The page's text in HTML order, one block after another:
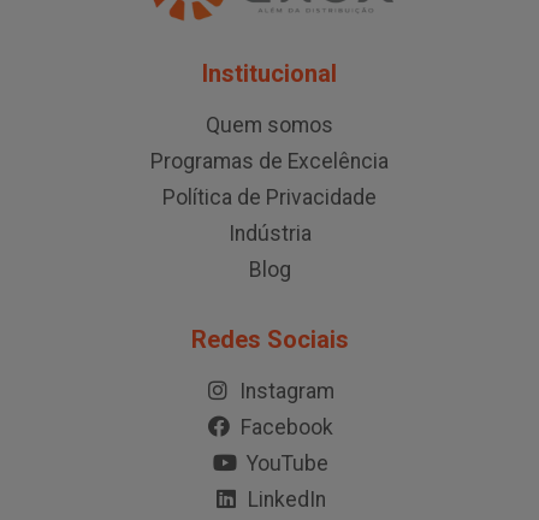
Institucional
Quem somos
Programas de Excelência
Política de Privacidade
Indústria
Blog
Redes Sociais
Instagram
Facebook
YouTube
LinkedIn